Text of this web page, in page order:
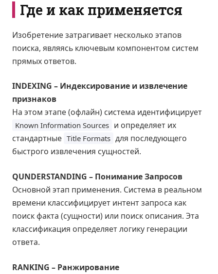
Где и как применяется
Изобретение затрагивает несколько этапов
поиска, являясь ключевым компонентом систем
прямых ответов.
INDEXING – Индексирование и извлечение
признаков
На этом этапе (офлайн) система идентифицирует
Known Information Sources и определяет их
стандартные Title Formats для последующего
быстрого извлечения сущностей.
QUNDERSTANDING – Понимание Запросов
Основной этап применения. Система в реальном
времени классифицирует интент запроса как
поиск факта (сущности) или поиск описания. Эта
классификация определяет логику генерации
ответа.
RANKING – Ранжирование